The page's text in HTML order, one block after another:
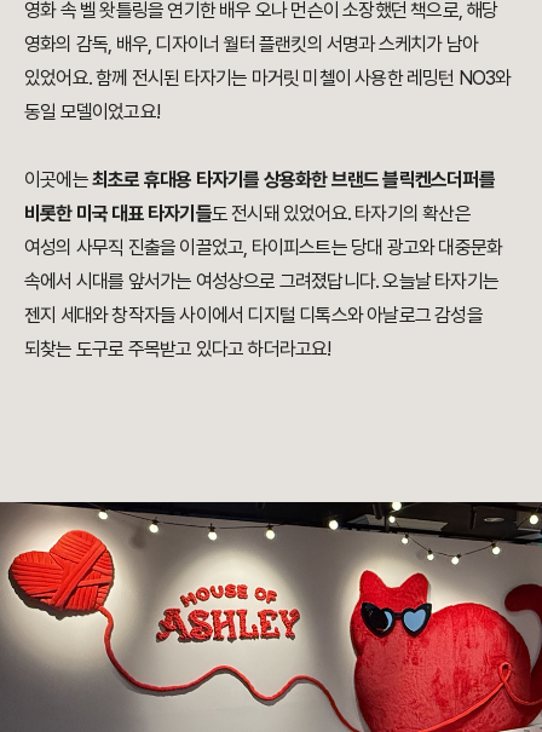
영화 속 벨 왓틀링을 연기한 배우 오나 먼슨이 소장했던 책으로, 해당
영화의 감독, 배우, 디자이너 월터 플랜킷의 서명과 스케치가 남아
있었어요. 함께 전시된 타자기는 마거릿 미첼이 사용한 레밍턴 NO3와
동일 모델이었고요!
이곳에는최초로 휴대용 타자기를 상용화한 브랜드 블릭켄스더퍼를
비롯한 미국 대표 타자기들도 전시돼 있었어요. 타자기의 확산은
여성의 사무직 진출을 이끌었고, 타이피스트는 당대 광고와 대중문화
속에서 시대를 앞서가는 여성상으로 그려졌답니다. 오늘날 타자기는
젠지 세대와 창작자들 사이에서 디지털 디톡스와 아날로그 감성을
되찾는 도구로 주목받고 있다고 하더라고요!